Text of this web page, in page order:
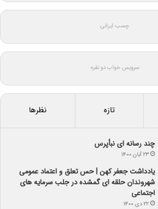
چسب ایرانی
سرویس خواب دو نفره
تازه نظرها
چند رسانه ای نبأپرس
۲۳ آبان ۱۴۰۰
یادداشت جعفر کهن | حس تعلق و اعتماد عمومی
شهروندان حلقه ای گمشده در جلب سرمایه های
اجتماعی
۲۲ دی ۱۴۰۰